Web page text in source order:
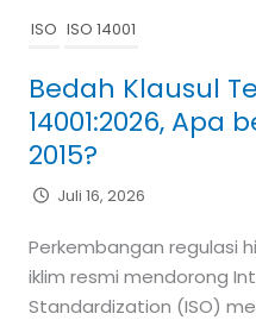
ISO ISO 14001
Bedah Klausul
14001:2026, Apa
2015?
Juli 16, 2026
Perkembangan regulasi
iklim resmi mendorong
Standardization (ISO)